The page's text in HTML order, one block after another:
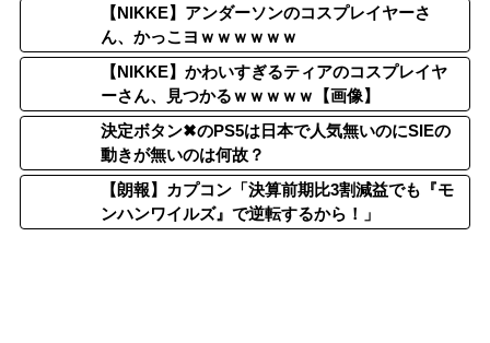
【NIKKE】アンダーソンのコスプレイヤーさ
ん、かっこヨｗｗｗｗｗｗ
【NIKKE】かわいすぎるティアのコスプレイヤ
ーさん、見つかるｗｗｗｗｗ【画像】
決定ボタン✖のPS5は日本で人気無いのにSIEの
動きが無いのは何故？
【朗報】カプコン「決算前期比3割減益でも『モ
ンハンワイルズ』で逆転するから！」